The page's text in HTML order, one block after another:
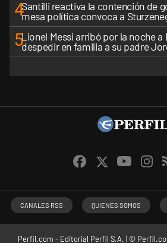
4Santilli reactiva la contención de
mesa política convoca a
5Lionel Messi arribó por la noche a
despedir en familia a su padre
CANALES RSS QUIENES SOMOS
Perfil.com - Editorial Perfil S.A. | ©